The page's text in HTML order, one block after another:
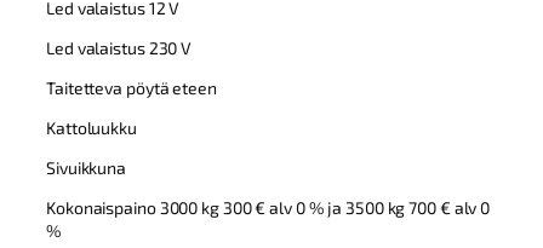
Led valaistus 12 V
Led valaistus 230 V
Taitetteva pöytä eteen
Kattoluukku
Sivuikkuna
Kokonaispaino 3000 kg 300 € alv 0 % ja 3500 kg 700 € alv 0
%